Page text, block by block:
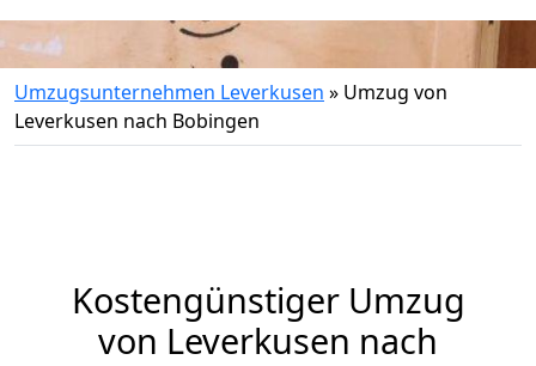
Umzugsunternehmen Leverkusen » Umzug von
Leverkusen nach Bobingen
Kostengünstiger Umzug
von Leverkusen nach